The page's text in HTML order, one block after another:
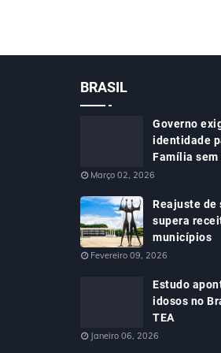
BRASIL
Governo
identidade
Família
Março 02, 2026
Reajuste de
supera
municípios
Fevereiro 09, 2026
Estudo
idosos no
TEA
Janeiro 06, 2026